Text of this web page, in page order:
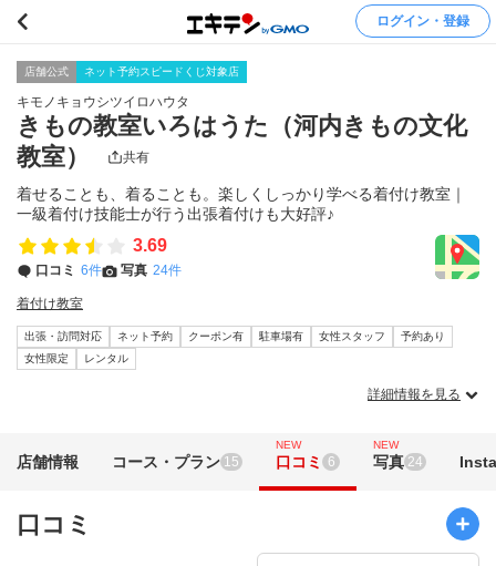
ログイン・登録
店舗公式 ネット予約スピードくじ対象店
キモノキョウシツイロハウタ
きもの教室いろはうた（河内きもの文化
教室）
共有
着せることも、着ることも。楽しくしっかり学べる着付け教室｜
一級着付け技能士が行う出張着付けも大好評♪
3.69
口コミ 6件 写真 24件
着付け教室
出張・訪問対応 ネット予約 クーポン有 駐車場有 女性スタッフ
予約あり
女性限定
レンタル
詳細情報を見る
店舗情報 コース・プラン 15
NEW
口コミ 6
NEW
写真 24
口コミ